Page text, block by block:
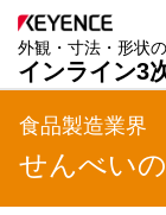
外観・寸法・形状
インライン3
検査の課題と解決
食品製造業界
せんべい